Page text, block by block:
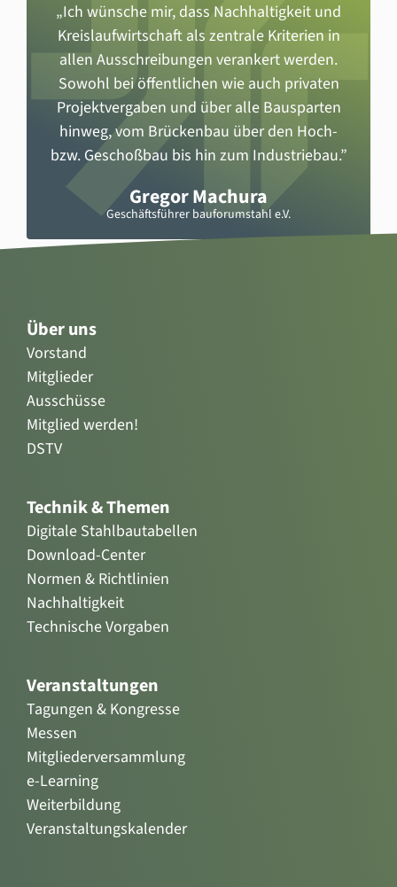
„Ich wünsche mir, dass Nachhaltigkeit und
Kreislaufwirtschaft als zentrale Kriterien in
allen Ausschreibungen verankert werden.
Sowohl bei öffentlichen wie auch privaten
Projektvergaben und über alle Bausparten
hinweg, vom Brückenbau über den Hoch-
bzw. Geschoßbau bis hin zum Industriebau.”
Gregor Machura
Geschäftsführer bauforumstahl e.V.
Über uns
Vorstand
Mitglieder
Ausschüsse
Mitglied werden!
DSTV
Technik & Themen
Digitale Stahlbautabellen
Download-Center
Normen & Richtlinien
Nachhaltigkeit
Technische Vorgaben
Veranstaltungen
Tagungen & Kongresse
Messen
Mitgliederversammlung
e-Learning
Weiterbildung
Veranstaltungskalender